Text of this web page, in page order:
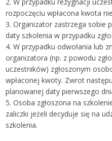
rozpoczęciu wpłacona kwota
3. Organizator zastrzega sobie
daty szkolenia w przypadku
4. W przypadku odwołania lub
organizatora (np. z powodu
uczestników) zgłoszonym
wpłaconej kwoty. Zwrot
planowanej daty pierwszego
5. Osoba zgłoszona na
zaliczki jeżeli decyduje się na
szkolenia.